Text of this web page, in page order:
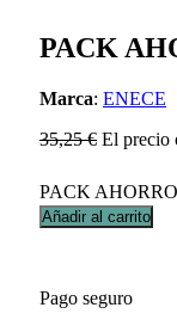
PACK
Marca: ENECE
35,25€ El precio
PACK
Añadir al carrito
Pago seguro